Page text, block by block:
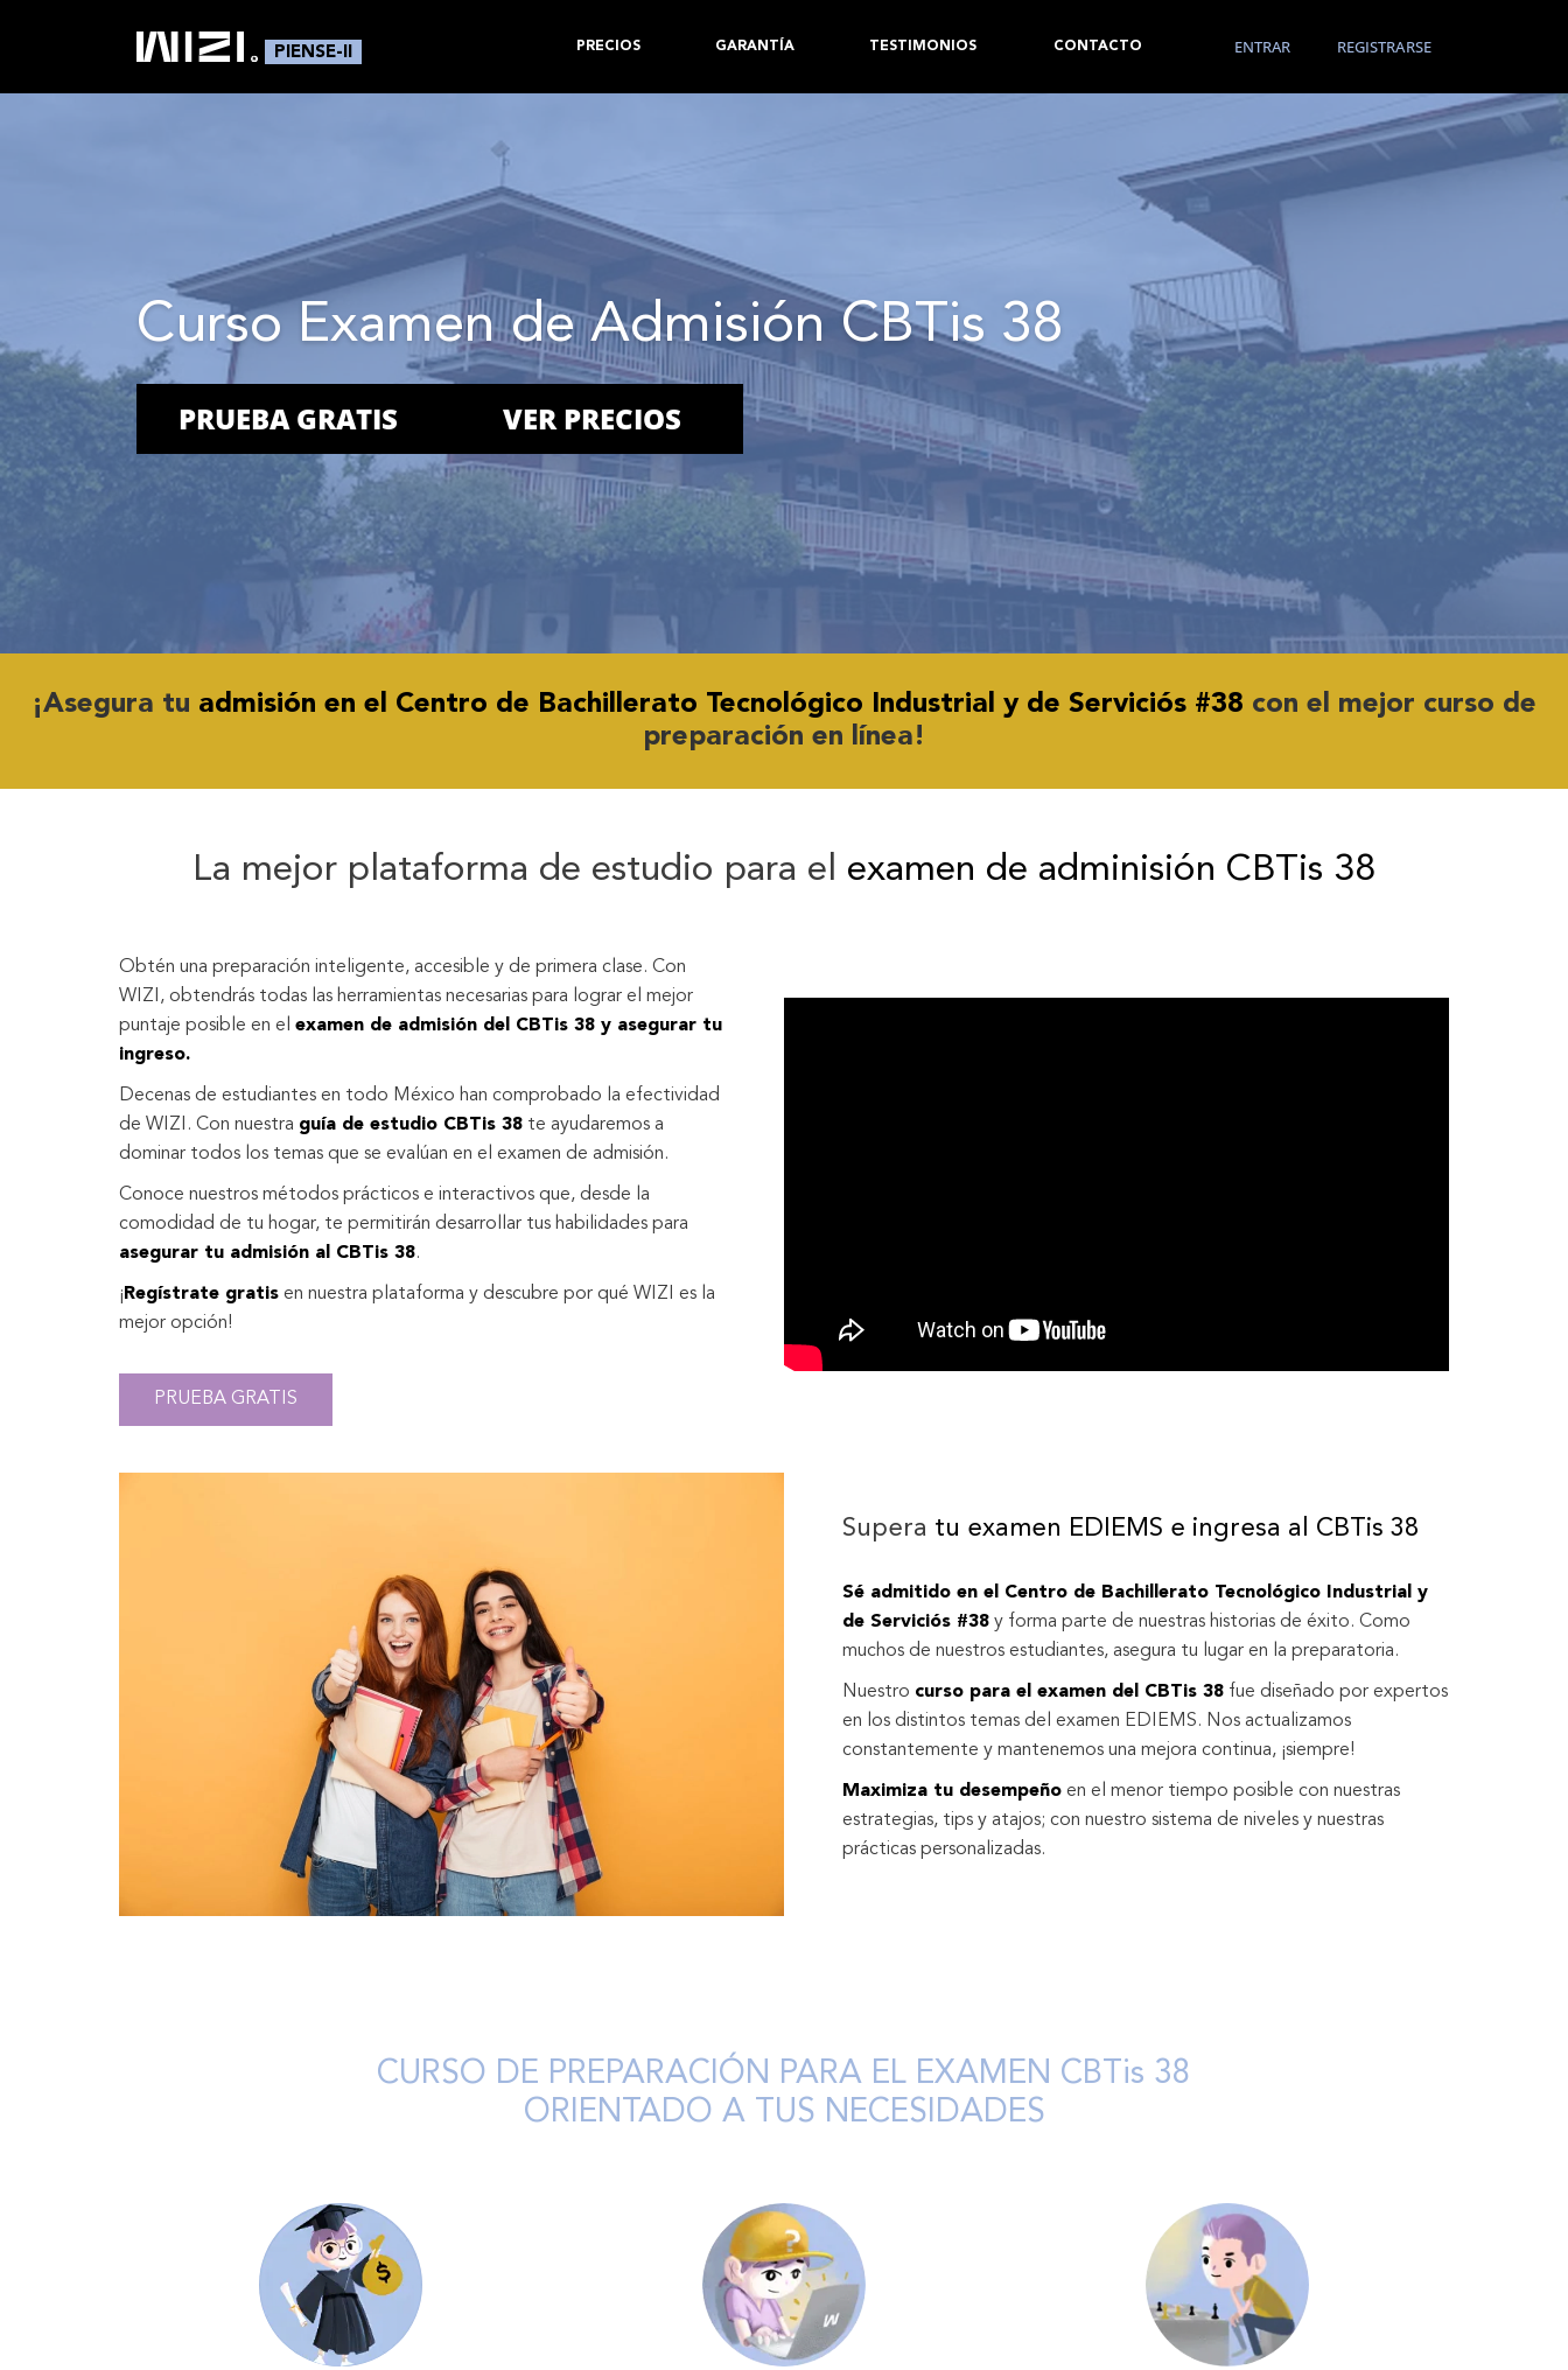
PIENSE-II PRECIOS GARANTÍA TESTIMONIOS CONTACTO ENTRAR REGISTRARSE
Curso Examen de Admisión CBTis 38
PRUEBA GRATIS VER PRECIOS
¡Asegura tu admisión en el Centro de Bachillerato Tecnológico Industrial y de Serviciós #38 con el mejor curso de
preparación en línea!
La mejor plataforma de estudio para el examen de adminisión CBTis 38
Obtén una preparación inteligente, accesible y de primera clase. Con
WIZI, obtendrás todas las herramientas necesarias para lograr el mejor
puntaje posible en el examen de admisión del CBTis 38 y asegurar tu
ingreso.
Decenas de estudiantes en todo México han comprobado la efectividad
de WIZI. Con nuestra guía de estudio CBTis 38 te ayudaremos a
dominar todos los temas que se evalúan en el examen de admisión.
Conoce nuestros métodos prácticos e interactivos que, desde la
comodidad de tu hogar, te permitirán desarrollar tus habilidades para
asegurar tu admisión al CBTis 38.
¡ Regístrate gratis en nuestra plataforma y descubre por qué WIZI es la
mejor opción!
PRUEBA GRATIS
Supera tu examen EDIEMS e ingresa al CBTis 38
Sé admitido en el Centro de Bachillerato Tecnológico Industrial y
de Serviciós #38 y forma parte de nuestras historias de éxito. Como
muchos de nuestros estudiantes, asegura tu lugar en la preparatoria.
Nuestro curso para el examen del CBTis 38 fue diseñado por expertos
en los distintos temas del examen EDIEMS. Nos actualizamos
constantemente y mantenemos una mejora continua, ¡siempre!
Maximiza tu desempeño en el menor tiempo posible con nuestras
estrategias, tips y atajos; con nuestro sistema de niveles y nuestras
prácticas personalizadas.
CURSO DE PREPARACIÓN PARA EL EXAMEN CBTis 38
ORIENTADO A TUS NECESIDADES